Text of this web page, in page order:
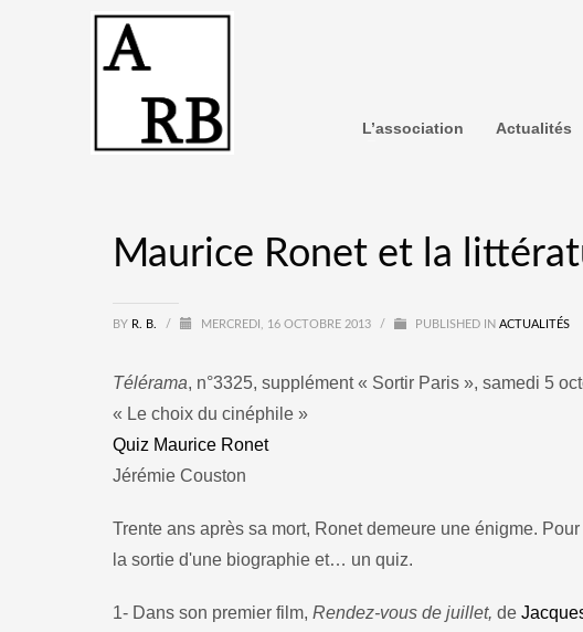
L’association Actualités
Maurice Ronet et la
BY R. B. / MERCREDI, 16 OCTOBRE 2013 / PUBLISHED IN ACTUALITÉS
Télérama, n°3325, supplément « Sortir Paris », samedi 5
« Le choix du cinéphile »
Quiz Maurice Ronet
Jérémie Couston
Trente ans après sa mort, Ronet demeure une énigme.
la sortie d'une biographie et… un quiz.
1- Dans son premier film, Rendez-vous de juillet, de